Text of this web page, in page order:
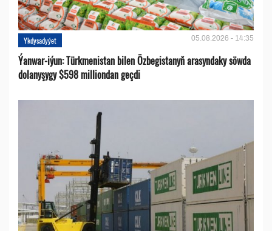
Ykdysadyýet 05.08.2026 - 14:35
Ýanwar-iýun: Türkmenistan bilen Özbegistanyň arasyndaky söwda
dolanyşygy $598 milliondan geçdi